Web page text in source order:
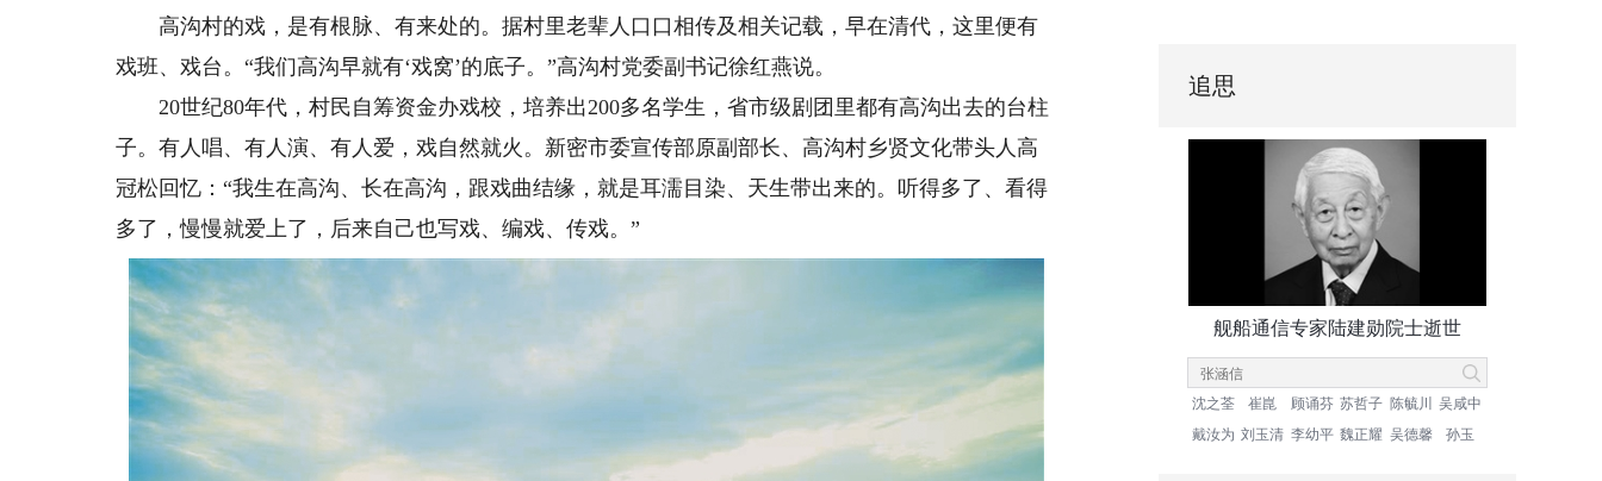
高沟村的戏，是有根脉、有来处的。据村里老辈人口口相传及相关记载，早在清代，这里便有
戏班、戏台。“我们高沟早就有‘戏窝’的底子。”高沟村党委副书记徐红燕说。
20世纪80年代，村民自筹资金办戏校，培养出200多名学生，省市级剧团里都有高沟出去的台柱
子。有人唱、有人演、有人爱，戏自然就火。新密市委宣传部原副部长、高沟村乡贤文化带头人高
冠松回忆：“我生在高沟、长在高沟，跟戏曲结缘，就是耳濡目染、天生带出来的。听得多了、看得
多了，慢慢就爱上了，后来自己也写戏、编戏、传戏。”
追思
舰船通信专家陆建勋院士逝世
沈之荃 崔崑 顾诵芬 苏哲子 陈毓川
吴咸中
戴汝为 刘玉清 李幼平 魏正耀 吴德馨 孙玉